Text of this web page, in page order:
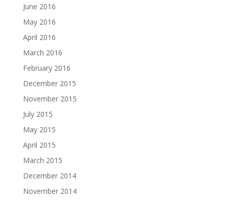
June 2016
May 2016
April 2016
March 2016
February 2016
December 2015
November 2015
July 2015
May 2015
April 2015
March 2015
December 2014
November 2014